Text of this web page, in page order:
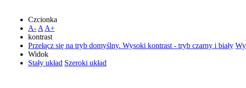
Czcionka
A- A A+
kontrast
Przełącz się na tryb domyślny. Wysoki kontrast - tryb czarny i biały
Widok
Stały układ Szeroki układ